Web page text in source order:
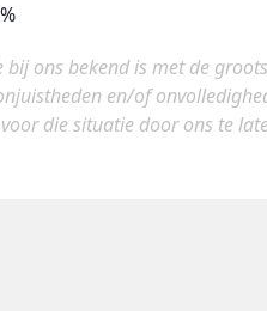
ons bekend is met de
en/of
die situatie door ons te